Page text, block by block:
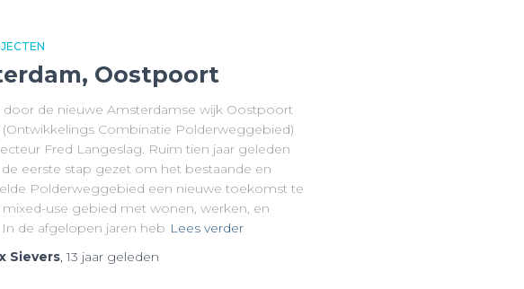
Oostpoort
door de nieuwe Amsterdamse wijk Oostpoort
Combinatie Polderweggebied)
Fred Langeslag. Ruim tien jaar geleden
eerste stap gezet om het bestaande en
Polderweggebied een nieuwe toekomst te
mixed-use gebied met wonen, werken, en
de afgelopen jaren heb Lees verder
Sievers,13 jaar geleden